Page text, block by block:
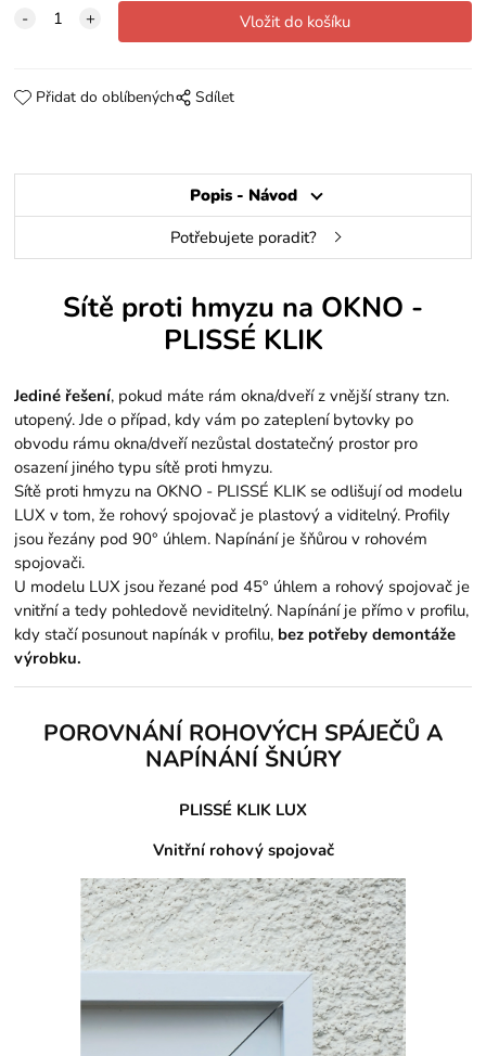
Přidat do oblíbených Sdílet
Popis - Návod
Potřebujete poradit?
Sítě proti hmyzu na OKNO -
PLISSÉ KLIK
Jediné řešení, pokud máte rám okna/dveří z vnější strany tzn.
utopený. Jde o případ, kdy vám po zateplení bytovky po
obvodu rámu okna/dveří nezůstal dostatečný prostor pro
osazení jiného typu sítě proti hmyzu.
Sítě proti hmyzu na OKNO - PLISSÉ KLIK se odlišují od modelu
LUX v tom, že rohový spojovač je plastový a viditelný. Profily
jsou řezány pod 90° úhlem. Napínání je šňůrou v rohovém
spojovači.
U modelu LUX jsou řezané pod 45° úhlem a rohový spojovač je
vnitřní a tedy pohledově neviditelný. Napínání je přímo v profilu,
kdy stačí posunout napínák v profilu, bez potřeby demontáže
výrobku.
POROVNÁNÍ ROHOVÝCH SPÁJEČŮ A
NAPÍNÁNÍ ŠNÚRY
PLISSÉ KLIK LUX
Vnitřní rohový spojovač